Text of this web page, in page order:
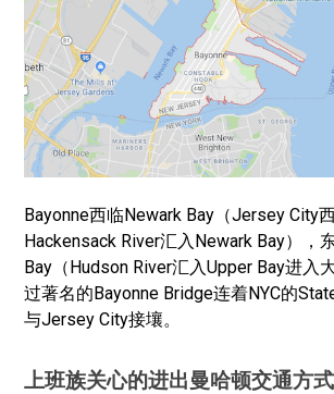
Bayonne西临Newark Bay（Jersey City
Hackensack River汇入Newark Bay），
Bay（Hudson River汇入Upper Bay进入
过著名的Bayonne Bridge连着NYC的
与Jersey City接壤。
上班族关心的进出曼哈顿交通方式